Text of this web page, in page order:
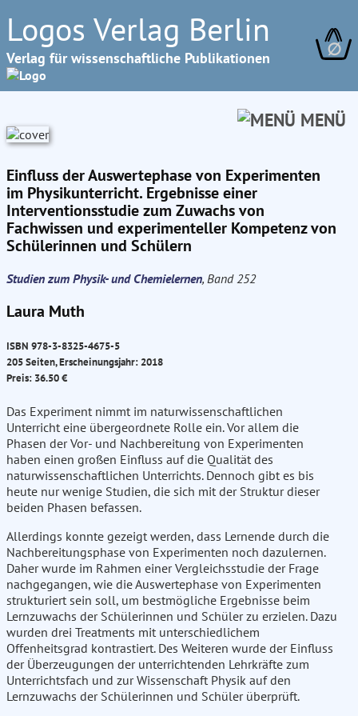
Logos Verlag Berlin
Verlag für wissenschaftliche Publikationen ∅
MENÜ
Einfluss der Auswertephase von Experimenten
im Physikunterricht. Ergebnisse einer
Interventionsstudie zum Zuwachs von
Fachwissen und experimenteller Kompetenz von
Schülerinnen und Schülern
Studien zum Physik- und Chemielernen, Band 252
Laura Muth
ISBN 978-3-8325-4675-5
205 Seiten, Erscheinungsjahr: 2018
Preis: 36.50 €
Das Experiment nimmt im naturwissenschaftlichen
Unterricht eine übergeordnete Rolle ein. Vor allem die
Phasen der Vor- und Nachbereitung von Experimenten
haben einen großen Einfluss auf die Qualität des
naturwissenschaftlichen Unterrichts. Dennoch gibt es bis
heute nur wenige Studien, die sich mit der Struktur dieser
beiden Phasen befassen.
Allerdings konnte gezeigt werden, dass Lernende durch die
Nachbereitungsphase von Experimenten noch dazulernen.
Daher wurde im Rahmen einer Vergleichsstudie der Frage
nachgegangen, wie die Auswertephase von Experimenten
strukturiert sein soll, um bestmögliche Ergebnisse beim
Lernzuwachs der Schülerinnen und Schüler zu erzielen. Dazu
wurden drei Treatments mit unterschiedlichem
Offenheitsgrad kontrastiert. Des Weiteren wurde der Einfluss
der Überzeugungen der unterrichtenden Lehrkräfte zum
Unterrichtsfach und zur Wissenschaft Physik auf den
Lernzuwachs der Schülerinnen und Schüler überprüft.